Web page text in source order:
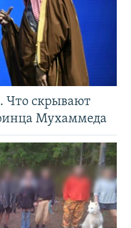
скрывают
Мухаммеда